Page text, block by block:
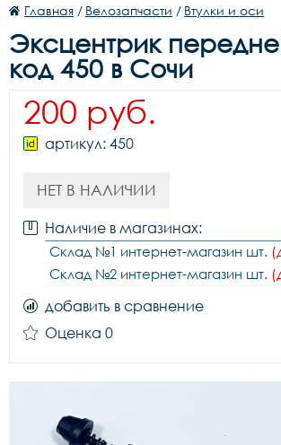
Главная / Велозапчасти / Втулки и оси
Эксцентрик
код 450 в Сочи
200 руб.
артикул: 450
НЕТ В НАЛИЧИИ
Наличие в магазинах:
Склад №1 интернет-магазин шт.
Склад №2 интернет-магазин шт.
добавить в сравнение
Оценка 0